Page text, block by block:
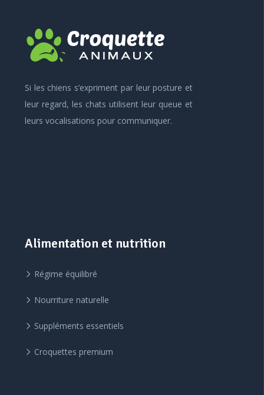
Si les chiens s’expriment par leur posture et
leur regard, les chats utilisent leur queue et
leurs vocalisations pour communiquer.
Alimentation et nutrition
Régime équilibré
Nourriture naturelle
Suppléments essentiels
Croquettes premium